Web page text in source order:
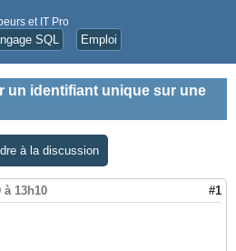
et IT Pro
SQL Emploi
un identifiant unique sur une
à la discussion
à 13h10 #1